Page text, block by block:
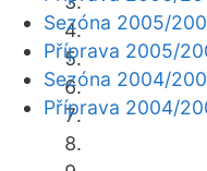
Sezóna 2005/
Příprava 2005/
Sezóna 2004/
Příprava 2004/